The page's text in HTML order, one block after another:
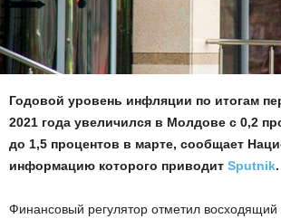
Годовой уровень инфляции по итогам
2021 года увеличился в Молдове с 0,2
до 1,5 процентов в марте, сообщает
информацию которого приводит Sputnik.
Финансовый регулятор отметил